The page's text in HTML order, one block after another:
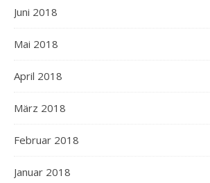
Juni 2018
Mai 2018
April 2018
März 2018
Februar 2018
Januar 2018